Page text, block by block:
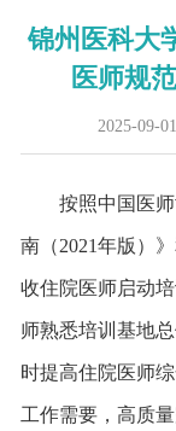
锦州医科大
医师规
2025-09-01
按照中国医师
南（2021年版）
收住院医师启动
师熟悉培训基地
时提高住院医师
工作需要，高质